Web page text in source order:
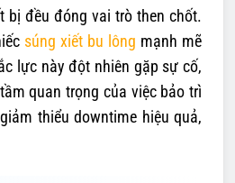
bị đều đóng vai trò then chốt.
súng xiết bu lông mạnh mẽ
lực này đột nhiên gặp sự cố,
quan trọng của việc bảo trì
thiểu downtime hiệu quả,